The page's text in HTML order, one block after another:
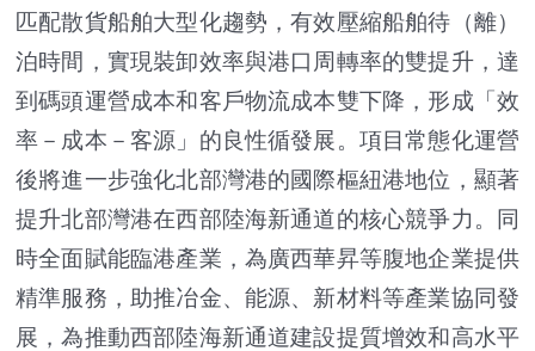
匹配散貨船舶大型化趨勢，有效壓縮船舶待（離）
泊時間，實現裝卸效率與港口周轉率的雙提升，達
到碼頭運營成本和客戶物流成本雙下降，形成「效
率－成本－客源」的良性循發展。項目常態化運營
後將進一步強化北部灣港的國際樞紐港地位，顯著
提升北部灣港在西部陸海新通道的核心競爭力。同
時全面賦能臨港產業，為廣西華昇等腹地企業提供
精準服務，助推冶金、能源、新材料等產業協同發
展，為推動西部陸海新通道建設提質增效和高水平